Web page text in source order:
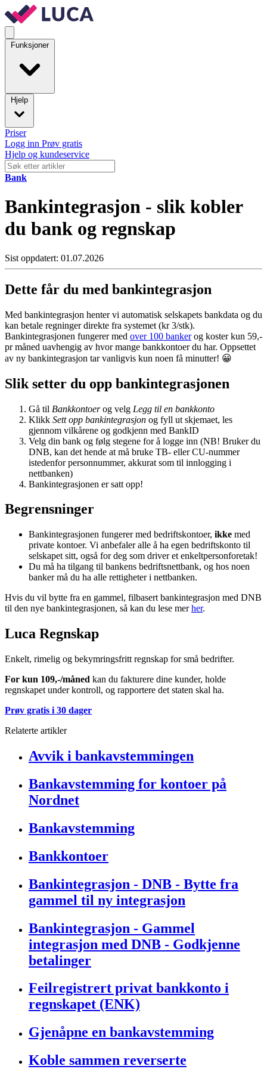
Funksjoner
Hjelp
Priser
Logg inn Prøv gratis
Hjelp og kundeservice
Bank
Bankintegrasjon - slik kobler
du bank og regnskap
Sist oppdatert: 01.07.2026
Dette får du med bankintegrasjon
Med bankintegrasjon henter vi automatisk selskapets bankdata og du
kan betale regninger direkte fra systemet (kr 3/stk).
Bankintegrasjonen fungerer med over 100 bankerog koster kun 59,-
pr måned uavhengig av hvor mange bankkontoer du har. Oppsettet
av ny bankintegrasjon tar vanligvis kun noen få minutter! 😀
Slik setter du opp bankintegrasjonen
Gå til Bankkontoerog velg Legg til en bankkonto
Klikk Sett opp bankintegrasjon og fyll ut skjemaet, les
gjennom vilkårene og godkjenn med BankID
Velg din bank og følg stegene for å logge inn (NB! Bruker du
DNB, kan det hende at må bruke TB- eller CU-nummer
istedenfor personnummer, akkurat som til innlogging i
nettbanken)
Bankintegrasjonen er satt opp!
Begrensninger
Bankintegrasjonen fungerer med bedriftskontoer, ikke med
private kontoer. Vi anbefaler alle å ha egen bedriftskonto til
selskapet sitt, også for deg som driver et enkeltpersonforetak!
Du må ha tilgang til bankens bedriftsnettbank, og hos noen
banker må du ha alle rettigheter i nettbanken.
Hvis du vil bytte fra en gammel, filbasert bankintegrasjon med DNB
til den nye bankintegrasjonen, så kan du lese merher.
Luca Regnskap
Enkelt, rimelig og bekymringsfritt regnskap for små bedrifter.
For kun 109,-/måned kan du fakturere dine kunder, holde
regnskapet under kontroll, og rapportere det staten skal ha.
Prøv gratis i 30 dager
Relaterte artikler
Avvik i bankavstemmingen
Bankavstemming for kontoer på
Nordnet
Bankavstemming
Bankkontoer
Bankintegrasjon - DNB - Bytte fra
gammel til ny integrasjon
Bankintegrasjon - Gammel
integrasjon med DNB - Godkjenne
betalinger
Feilregistrert privat bankkonto i
regnskapet (ENK)
Gjenåpne en bankavstemming
Koble sammen reverserte